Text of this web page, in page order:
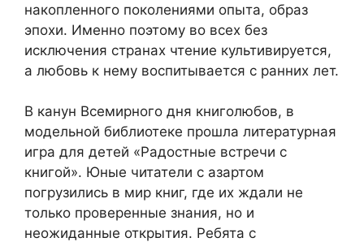
накопленного поколениями опыта, образ
эпохи. Именно поэтому во всех без
исключения странах чтение культивируется,
а любовь к нему воспитывается с ранних лет.
В канун Всемирного дня книголюбов, в
модельной библиотеке прошла литературная
игра для детей «Радостные встречи с
книгой». Юные читатели с азартом
погрузились в мир книг, где их ждали не
только проверенные знания, но и
неожиданные открытия. Ребята с